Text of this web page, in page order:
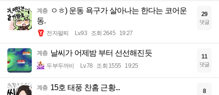
계층
ㅇㅎ) 운동 욕구가 살아나는 한다는 코어운
동.
전자팔찌 Lv.93 조회 2645 19:27
29
댓글
계층 날씨가 어제밤 부터 선선해진듯
두부두꺼비 Lv.78 조회 1555 19:25
11
댓글
계층 15호 태풍 찬홈 근황... 8